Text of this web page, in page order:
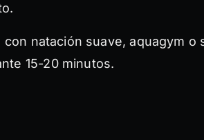
con natación suave, aquagym o
15-20 minutos.